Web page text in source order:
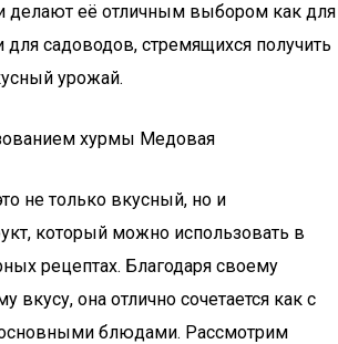
делают её отличным выбором как для
для садоводов, стремящихся получить
урожай.
хурмы Медовая
не только вкусный, но и
который можно использовать в
рецептах. Благодаря своему
вкусу, она отлично сочетается как с
основными блюдами. Рассмотрим